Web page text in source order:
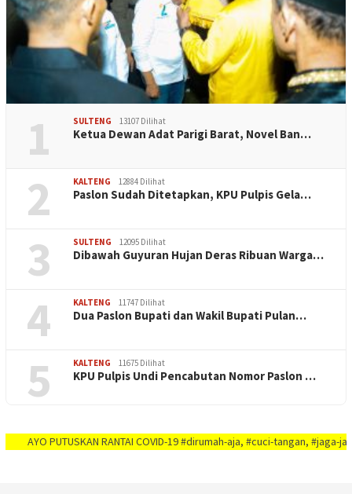
1 SULTENG 13107 Dilihat
Ketua Dewan Adat Parigi Barat, Novel Ban…
2 KALTENG 12884 Dilihat
Paslon Sudah Ditetapkan, KPU Pulpis Gela…
3 SULTENG 12095 Dilihat
Dibawah Guyuran Hujan Deras Ribuan Warga…
4 KALTENG 11747 Dilihat
Dua Paslon Bupati dan Wakil Bupati Pulan…
5 KALTENG 11675 Dilihat
KPU Pulpis Undi Pencabutan Nomor Paslon …
PUTUSKAN RANTAI COVID-19 #dirumah-aja, #cuci-tangan, #jaga-